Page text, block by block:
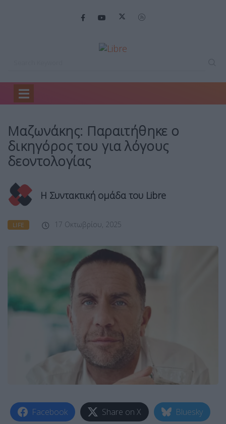
Home
Μαζωνάκης: Παραιτήθηκε ο
δικηγόρος του για λόγους
δεοντολογίας
Η Συντακτική ομάδα του Libre
LIFE 17 Οκτωβρίου, 2025
Facebook Share on X Bluesky